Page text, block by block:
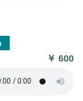
￥600